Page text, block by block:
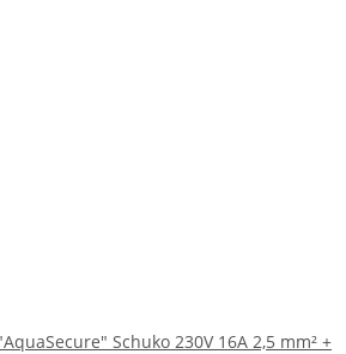
Schuko 230V 16A 2,5 mm² +